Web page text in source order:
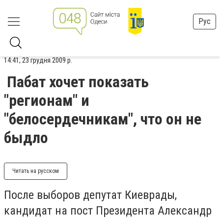
Рус
14:41, 23 грудня 2009 р.
Пабат хочет показать
"регионам" и
"белосердечникам", что он не
быдло
Читать на русском
После выборов депутат Киеврады,
кандидат на пост Президента Александр